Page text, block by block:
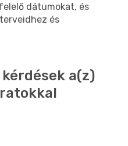
dátumokat, és
és
a(z)